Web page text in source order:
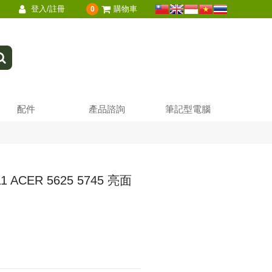
登入/註冊 0 購物車
配件 產品諮詢 筆記型電腦
ACER 5625 5745 亮面